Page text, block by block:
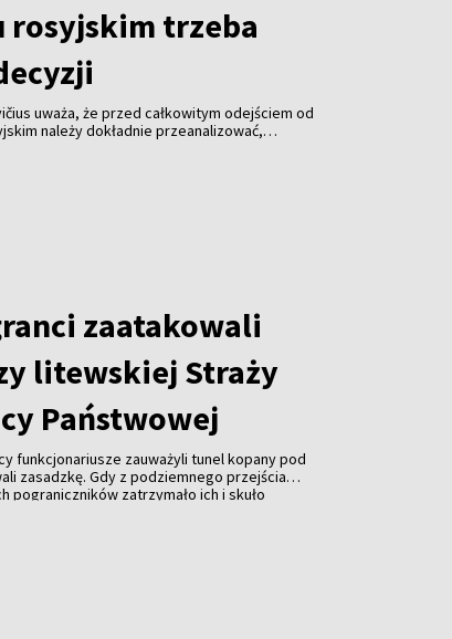
rosyjskim trzeba
uważa, że przed całkowitym odejściem od
należy dokładnie przeanalizować,
zaatakowali
litewskiej Straży
Państwowej
funkcjonariusze zauważyli tunel kopany pod
zasadzkę. Gdy z podziemnego przejścia
zatrzymało ich i skuło